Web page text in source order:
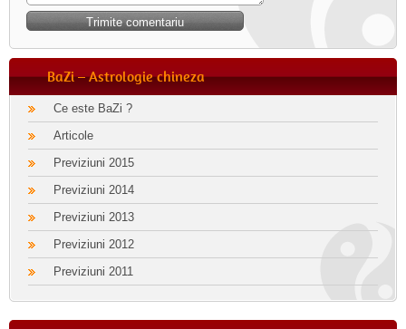
BaZi – Astrologie chineza
Ce este BaZi ?
Articole
Previziuni 2015
Previziuni 2014
Previziuni 2013
Previziuni 2012
Previziuni 2011